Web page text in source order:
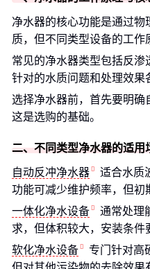
净水器的核心功能是通过
质，但不同类型设备的工作
常见的净水器类型包括反
针对的水质问题和处理效果
选择净水器前，首先要明确
这是选购的基础。
二、不同类型净水器的适用
自动反冲净水器
适合水质
功能可减少维护频率，但初
一体化净水设备
通常处理
求，但体积较大，安装条件
软化净水设备
专门针对高